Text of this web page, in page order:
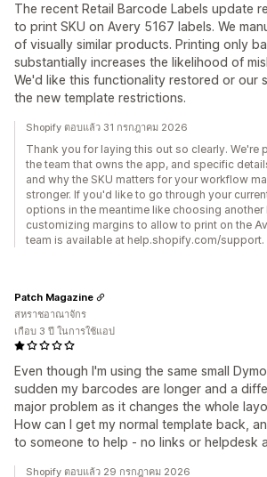
The recent Retail Barcode Labels update
to print SKU on Avery 5167 labels. We
of visually similar products. Printing only
substantially increases the likelihood of
We'd like this functionality restored or our
the new template restrictions.
Shopify ตอบแล้ว 31 กรกฎาคม 2026
Thank you for laying this out so clearly. We're
the team that owns the app, and specific
and why the SKU matters for your workflow
stronger. If you'd like to go through your
options in the meantime like choosing another
customizing margins to allow to print on the
team is available at help.shopify.com/support.
Even though I'm using the same small
sudden my barcodes are longer and a
major problem as it changes the whole
How can I get my normal template back,
to someone to help - no links or helpdesk
Patch Magazine
สหราชอาณาจักร
เกือบ 3 ปี ในการใช้แอป
Shopify ตอบแล้ว 29 กรกฎาคม 2026